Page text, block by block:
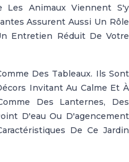
Les Animaux Viennent S'y
Assurent Aussi Un Rôle
Entretien Réduit De Votre
Des Tableaux. Ils Sont
Invitant Au Calme Et À
Des Lanternes, Des
D'eau Ou D'agencement
De Ce Jardin